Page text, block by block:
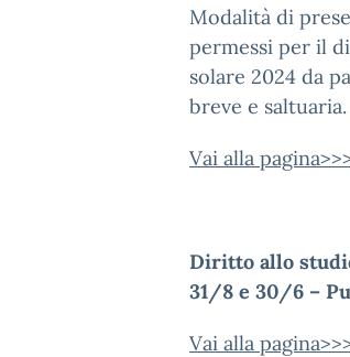
Modalità di
permessi per il
solare 2024 da
breve e
Vai alla
Diritto allo
31/8 e 30/6 –
Vai alla